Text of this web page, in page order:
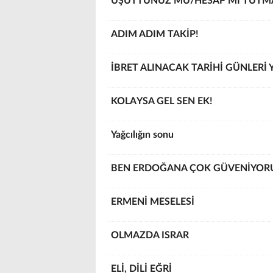
ADIM ADIM TAKİP!
İBRET ALINACAK TARİHİ GÜNLERİ
KOLAYSA GEL SEN EK!
Yağcılığın sonu
BEN ERDOĞANA ÇOK
ERMENİ MESELESİ
OLMAZDA ISRAR
ELİ, DİLİ EĞRİ